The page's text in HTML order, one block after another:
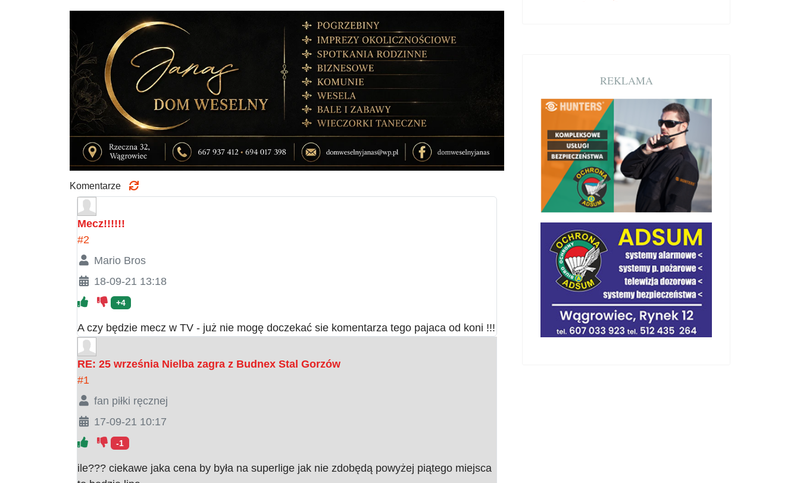
Komentarze
Mecz!!!!!!
#2
Mario Bros
18-09-21 13:18
+4
A czy będzie mecz w TV - już nie mogę doczekać sie komentarza tego pajaca od koni !!!
RE: 25 września Nielba zagra z Budnex Stal Gorzów
#1
fan piłki ręcznej
17-09-21 10:17
-1
ile??? ciekawe jaka cena by była na superlige jak nie zdobędą powyżej piątego miejsca
REKLAMA